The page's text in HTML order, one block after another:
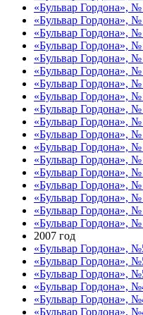
«Бульвар Гордона»,
«Бульвар Гордона»,
«Бульвар Гордона»,
«Бульвар Гордона»,
«Бульвар Гордона»,
«Бульвар Гордона»,
«Бульвар Гордона»,
«Бульвар Гордона»,
«Бульвар Гордона»,
«Бульвар Гордона»,
«Бульвар Гордона»,
«Бульвар Гордона»,
«Бульвар Гордона»,
«Бульвар Гордона»,
«Бульвар Гордона»,
«Бульвар Гордона»,
«Бульвар Гордона»,
«Бульвар Гордона»,
2007 год
«Бульвар Гордона»,
«Бульвар Гордона»,
«Бульвар Гордона»,
«Бульвар Гордона»,
«Бульвар Гордона»,
«Бульвар Гордона»,